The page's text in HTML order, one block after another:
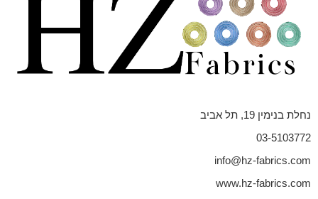
נחלת בנימין 19, תל אביב
03-5103772
info@hz-fabrics.com
www.hz-fabrics.com